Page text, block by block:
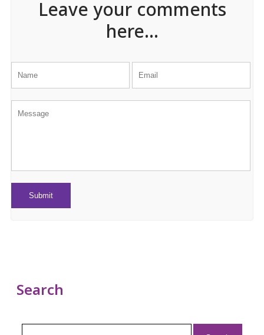
Leave your comments
here...
Search